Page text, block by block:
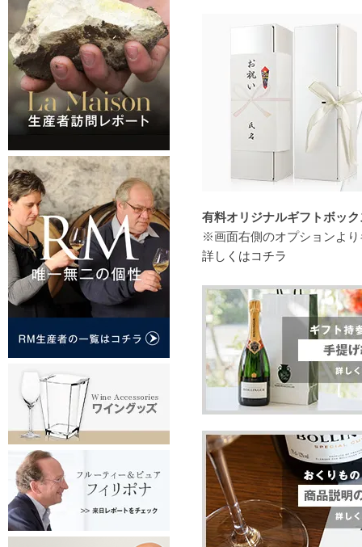
有料オリジナルギフトボッ
※画面右側のオプションよ
詳しくはコチラ